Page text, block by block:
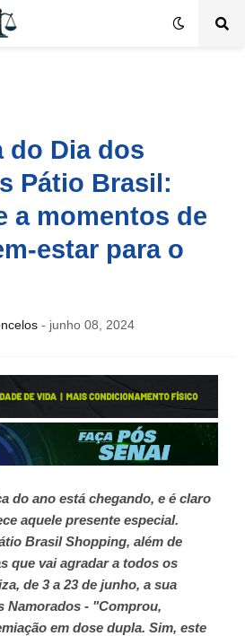
do Dia dos
Pátio Brasil:
a momentos de
estar para o
- junho 08, 2024
do ano está chegando, e é claro
aquele presente especial.
Brasil Shopping, além de
que vai agradar a todos os
de 3 a 23 de junho, a sua
Namorados - "Comprou,
em dose dupla. Sim, este